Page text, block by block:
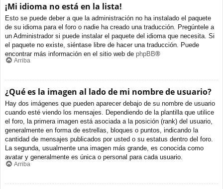
¡Mi idioma no está en la lista!
Esto se puede deber a que la administración no ha instalado el paquete
de su idioma para el foro o nadie ha creado una traducción. Pregúntele a
un Administrador si puede instalar el paquete del idioma que necesita. Si
el paquete no existe, siéntase libre de hacer una traducción. Puede
encontrar más información en el sitio web de phpBB®
Arriba
¿Qué es la imagen al lado de mi nombre de usuario?
Hay dos imágenes que pueden aparecer debajo de su nombre de usuario
cuando esté viendo los mensajes. Dependiendo de la plantilla que utilice
el foro, la primera imagen está asociada a la posición (rank) del usuario,
generalmente en forma de estrellas, bloques o puntos, indicando la
cantidad de mensajes publicados por usted o su estatus dentro del foro.
La segunda, usualmente una imagen más grande, es conocida como
avatar y generalmente es única o personal para cada usuario.
Arriba